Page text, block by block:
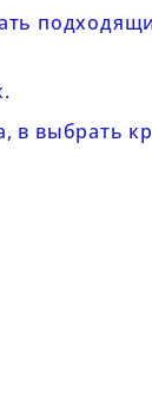
.
в выбрать